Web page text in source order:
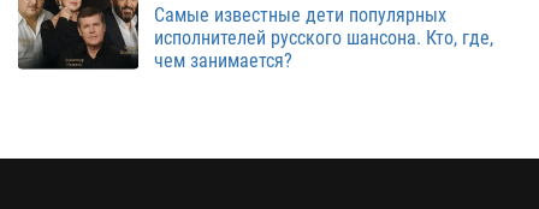
Самые известные дети популярных
исполнителей русского шансона. Кто, где,
чем занимается?